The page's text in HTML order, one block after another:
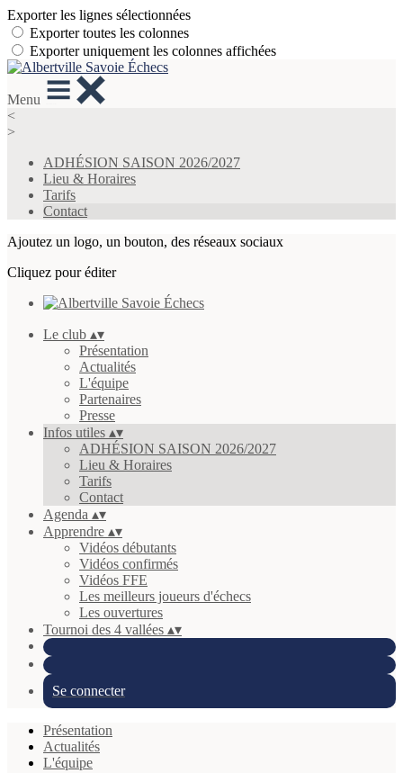
Exporter les lignes sélectionnées
Exporter toutes les colonnes
Exporter uniquement les colonnes affichées
Menu
<
>
ADHÉSION SAISON 2026/2027
Lieu & Horaires
Tarifs
Contact
Ajoutez un logo, un bouton, des réseaux sociaux
Cliquez pour éditer
Le club ▴▾
Présentation
Actualités
L'équipe
Partenaires
Presse
Infos utiles ▴▾
ADHÉSION SAISON 2026/2027
Lieu & Horaires
Tarifs
Contact
Agenda ▴▾
Apprendre ▴▾
Vidéos débutants
Vidéos confirmés
Vidéos FFE
Les meilleurs joueurs d'échecs
Les ouvertures
Tournoi des 4 vallées ▴▾
Se connecter
Présentation
Actualités
L'équipe